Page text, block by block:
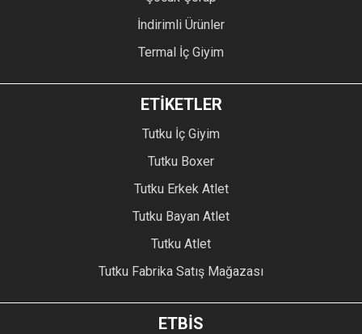
İndirimli Ürünler
Termal İç Giyim
ETİKETLER
Tutku İç Giyim
Tutku Boxer
Tutku Erkek Atlet
Tutku Bayan Atlet
Tutku Atlet
Tutku Fabrika Satış Mağazası
ETBİS